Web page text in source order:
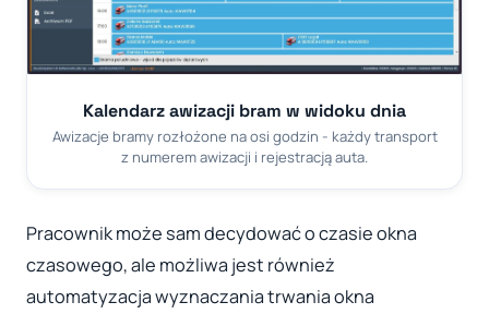
Kalendarz awizacji bram w widoku dnia
Awizacje bramy rozłożone na osi godzin - każdy transport
z numerem awizacji i rejestracją auta.
Pracownik może sam decydować o czasie okna
czasowego, ale możliwa jest również
automatyzacja wyznaczania trwania okna